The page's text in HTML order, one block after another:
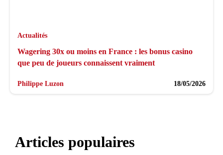
Actualités
Wagering 30x ou moins en France : les bonus casino
que peu de joueurs connaissent vraiment
Philippe Luzon 18/05/2026
Articles populaires